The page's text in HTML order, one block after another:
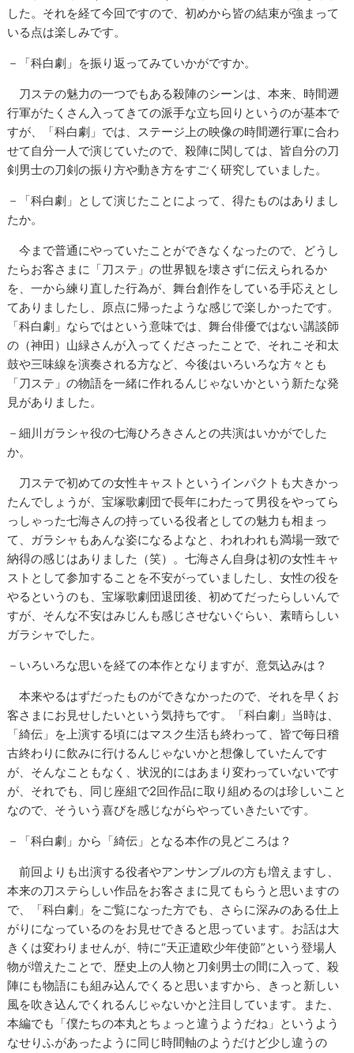
した。それを経て今回ですので、初めから皆の結束が強まって
いる点は楽しみです。
－「科白劇」を振り返ってみていかがですか。
刀ステの魅力の一つでもある殺陣のシーンは、本来、時間遡
行軍がたくさん入ってきての派手な立ち回りというのが基本で
すが、「科白劇」では、ステージ上の映像の時間遡行軍に合わ
せて自分一人で演じていたので、殺陣に関しては、皆自分の刀
剣男士の刀剣の振り方や動き方をすごく研究していました。
－「科白劇」として演じたことによって、得たものはありまし
たか。
今まで普通にやっていたことができなくなったので、どうし
たらお客さまに「刀ステ」の世界観を壊さずに伝えられるか
を、一から練り直した行為が、舞台創作をしている手応えとし
てありましたし、原点に帰ったような感じで楽しかったです。
「科白劇」ならではという意味では、舞台俳優ではない講談師
の（神田）山緑さんが入ってくださったことで、それこそ和太
鼓や三味線を演奏される方など、今後はいろいろな方々とも
「刀ステ」の物語を一緒に作れるんじゃないかという新たな発
見がありました。
－細川ガラシャ役の七海ひろきさんとの共演はいかがでした
か。
刀ステで初めての女性キャストというインパクトも大きかっ
たんでしょうが、宝塚歌劇団で長年にわたって男役をやってら
っしゃった七海さんの持っている役者としての魅力も相まっ
て、ガラシャもあんな姿になるよなと、われわれも満場一致で
納得の感じはありました（笑）。七海さん自身は初の女性キャ
ストとして参加することを不安がっていましたし、女性の役を
やるというのも、宝塚歌劇団退団後、初めてだったらしいんで
すが、そんな不安はみじんも感じさせないぐらい、素晴らしい
ガラシャでした。
－いろいろな思いを経ての本作となりますが、意気込みは？
本来やるはずだったものができなかったので、それを早くお
客さまにお見せしたいという気持ちです。「科白劇」当時は、
「綺伝」を上演する頃にはマスク生活も終わって、皆で毎日稽
古終わりに飲みに行けるんじゃないかと想像していたんです
が、そんなこともなく、状況的にはあまり変わっていないです
が、それでも、同じ座組で2回作品に取り組めるのは珍しいこと
なので、そういう喜びを感じながらやっていきたいです。
－「科白劇」から「綺伝」となる本作の見どころは？
前回よりも出演する役者やアンサンブルの方も増えますし、
本来の刀ステらしい作品をお客さまに見てもらうと思いますの
で、「科白劇」をご覧になった方でも、さらに深みのある仕上
がりになっているのをお見せできると思っています。お話は大
きくは変わりませんが、特に“天正遣欧少年使節”という登場人
物が増えたことで、歴史上の人物と刀剣男士の間に入って、殺
陣にも物語にも組み込んでくると思いますから、きっと新しい
風を吹き込んでくれるんじゃないかと注目しています。また、
本編でも「僕たちの本丸とちょっと違うようだね」というよう
なせりふがあったように同じ時間軸のようだけど少し違うの